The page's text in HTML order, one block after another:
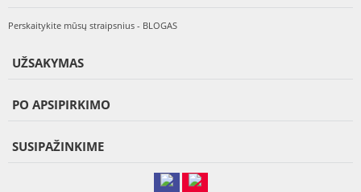
Perskaitykite mūsų straipsnius - BLOGAS
UŽSAKYMAS
PO APSIPIRKIMO
SUSIPAŽINKIME